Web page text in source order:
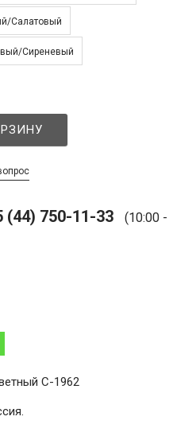
Салатовый
Сиреневый
(44) 750-11-33
(10:00 -
C-1962